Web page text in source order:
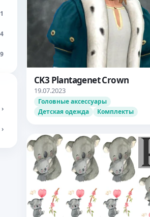
›
›
CK3 Plantagenet Crown
19.07.2023
Головные аксессуары
Детская одежда
Комплекты